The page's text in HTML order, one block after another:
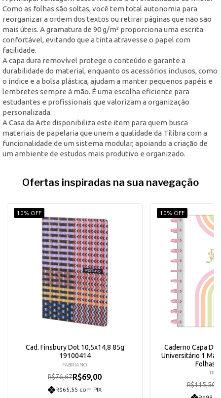
Como as folhas são soltas, você tem total autonomia para
reorganizar a ordem dos textos ou retirar páginas que não são
mais úteis. A gramatura de 90 g/m² proporciona uma escrita
confortável, evitando que a tinta atravesse o papel com
facilidade.
A capa dura removível protege o conteúdo e garante a
durabilidade do material, enquanto os acessórios inclusos, como
o índice e a bolsa plástica, ajudam a manter pequenos papéis e
lembretes sempre à mão. É uma escolha eficiente para
estudantes e profissionais que valorizam a organização
personalizada.
A Casa da Arte disponibiliza este item para quem busca
materiais de papelaria que unem a qualidade da Tilibra com a
funcionalidade de um sistema modular, apoiando a criação de
um ambiente de estudos mais produtivo e organizado.
Ofertas inspiradas na sua navegação
10% OFF
Cad. Finsbury Dot 10,5x14,8 85g
19100414
FABRIANO
R$76,67R$69,00
R$65,55 com PIX
10% OFF
Caderno Capa
Universitário 1
Folhas
R$115,50